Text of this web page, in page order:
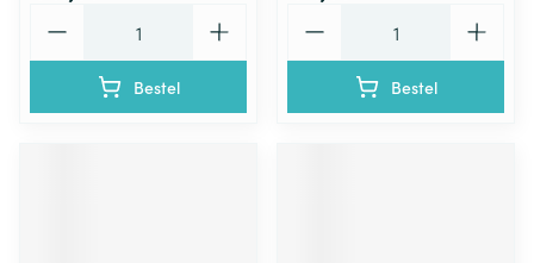
Bestel Bestel